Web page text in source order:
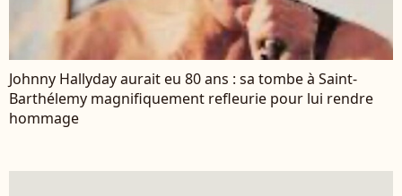
Johnny Hallyday aurait eu 80 ans : sa tombe à Saint-
Barthélemy magnifiquement refleurie pour lui rendre
hommage